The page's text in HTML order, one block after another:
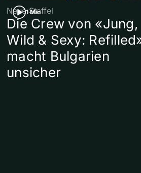
1 Min
Neue Staffel
Die Crew von «Jung,
Wild & Sexy:
macht Bulgarien
unsicher